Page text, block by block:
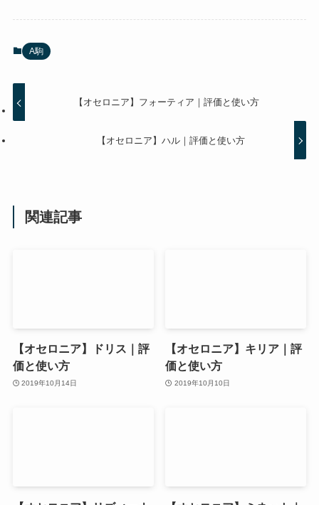
A駒
【オセロニア】フォーティア｜評価と使い方
【オセロニア】ハル｜評価と使い方
関連記事
【オセロニア】ドリス｜評
価と使い方
2019年10月14日
【オセロニア】キリア｜評
価と使い方
2019年10月10日